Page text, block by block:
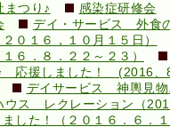
まつり♪
感染症研修会
デイ・サービス 外食
０１６，１０月１５日）
６．８．２２～２３）
応援しました！ (2016、
デイサービス 神輿見物
ウス レクレーション（
した！（２０１６．６．